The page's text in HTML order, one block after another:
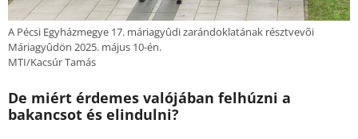
A Pécsi Egyházmegye 17. máriagyûdi zarándoklatának résztvevõi
Máriagyûdön 2025. május 10-én.
MTI/Kacsúr Tamás
De miért érdemes valójában felhúzni a
bakancsot és elindulni?